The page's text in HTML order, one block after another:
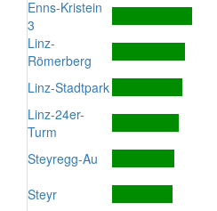
Enns-Kristein
3
Linz-
Römerberg
Linz-Stadtpark
Linz-24er-
Turm
Steyregg-Au
Steyr